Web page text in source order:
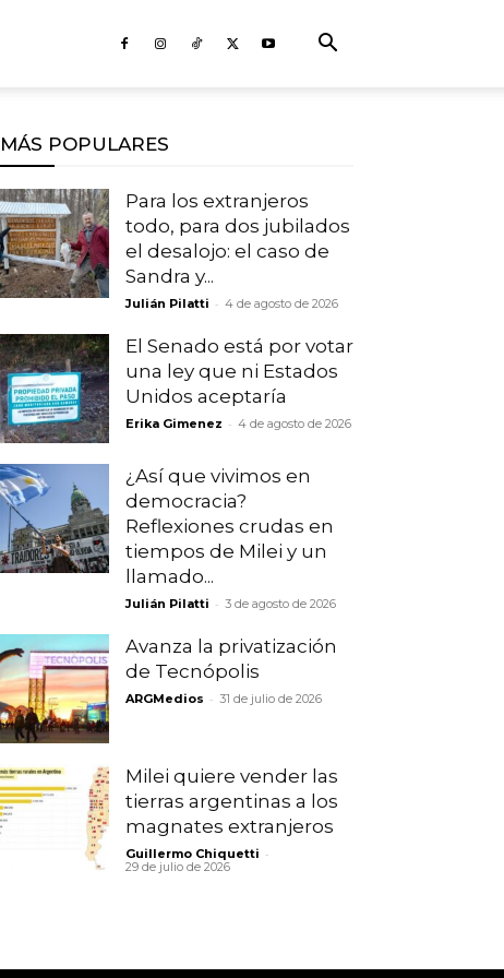
MÁS POPULARES
Para los extranjeros
todo, para dos jubilados
el desalojo: el caso de
Sandra y...
Julián Pilatti - 4 de agosto de 2026
El Senado está por votar
una ley que ni Estados
Unidos aceptaría
Erika Gimenez - 4 de agosto de 2026
¿Así que vivimos en
democracia?
Reflexiones crudas en
tiempos de Milei y un
llamado...
Julián Pilatti - 3 de agosto de 2026
Avanza la privatización
de Tecnópolis
ARGMedios - 31 de julio de 2026
Milei quiere vender las
tierras argentinas a los
magnates extranjeros
Guillermo Chiquetti -
29 de julio de 2026